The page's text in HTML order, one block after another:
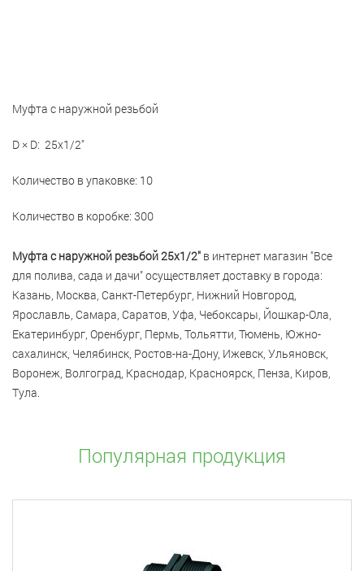
Муфта с наружной резьбой
D × D: 25x1/2"
Количество в упаковке: 10
Количество в коробке: 300
Муфта с наружной резьбой 25x1/2" в интернет магазин "Все
для полива, сада и дачи" осуществляет доставку в города:
Казань, Москва, Санкт-Петербург, Нижний Новгород,
Ярославль, Самара, Саратов, Уфа, Чебоксары, Йошкар-Ола,
Екатеринбург, Оренбург, Пермь, Тольятти, Тюмень, Южно-
сахалинск, Челябинск, Ростов-на-Дону, Ижевск, Ульяновск,
Воронеж, Волгоград, Краснодар, Красноярск, Пенза, Киров,
Тула.
Популярная продукция